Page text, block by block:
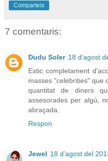
Comparteix
7 comentaris:
Dudu Soler 18 d’agost
Estic completament
masses "celebrities" que
quantitat de diners
assesorades per algú,
abraçada.
Respon
Jewel 18 d’agost del